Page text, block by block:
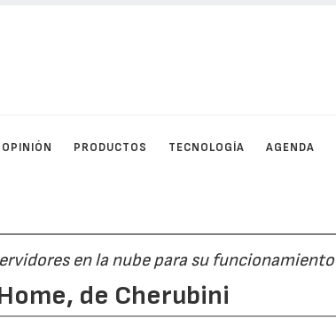
OPINIÓN PRODUCTOS TECNOLOGÍA AGENDA
en la nube para su funcionamiento
de Cherubini